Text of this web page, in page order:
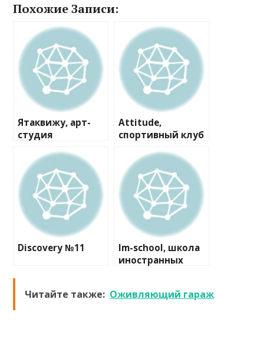
Похожие Записи:
Ятаквижу, арт-
студия
Attitude,
спортивный клуб
гимнастики
Discovery №11
Im-school, школа
иностранных
Читайте также: Оживляющий гараж